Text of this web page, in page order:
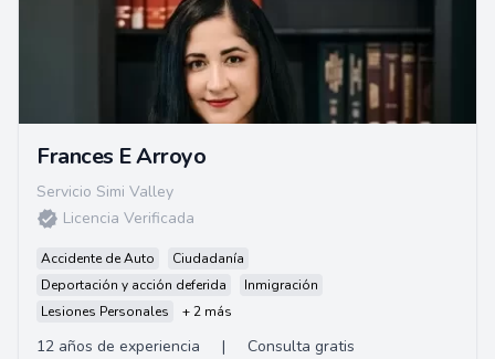
Frances E Arroyo
Servicio Simi Valley
Licencia Verificada
Accidente de Auto
Ciudadanía
Deportación y acción deferida
Inmigración
Lesiones Personales
+ 2 más
12 años de experiencia |
Consulta gratis